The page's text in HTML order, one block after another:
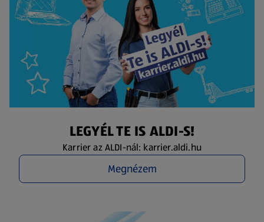
LEGYÉL TE IS ALDI-S!
Karrier az ALDI-nál: karrier.aldi.hu
Megnézem